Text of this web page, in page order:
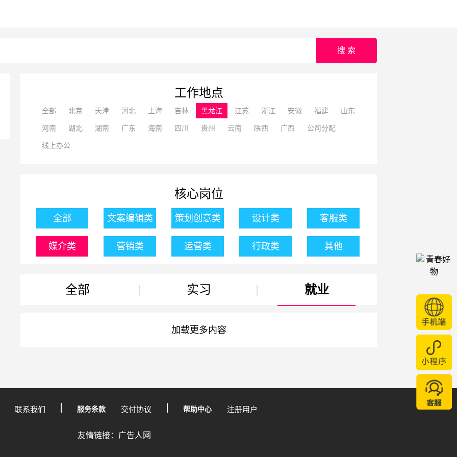
搜 索
工作地点
全部 北京 天津 河北 上海 吉林 黑龙江 江苏 浙江 安徽 福建 山东
河南 湖北 湖南 广东 海南 四川 贵州 云南 陕西 广西 公司分配
线上办公
核心岗位
全部 文案编辑类 策划创意类 设计类 客服类
媒介类 营销类 运营类 行政类 其他
全部 | 实习 | 就业
加载更多内容
联系我们 服务条款 交付协议 帮助中心 注册用户
友情链接：广告人网